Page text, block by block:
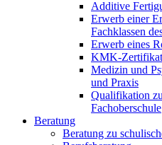
Additive
Erwerb einer
Fachklassen
Erwerb eines
KMK-
Medizin und
und Praxis
Qualifikation
Fachoberschule
Beratung
Beratung zu